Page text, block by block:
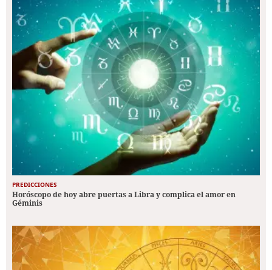
PREDICCIONES
Horóscopo de hoy abre puertas a Libra y complica el amor en
Géminis